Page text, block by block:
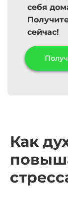
себя
сейчас!
Как